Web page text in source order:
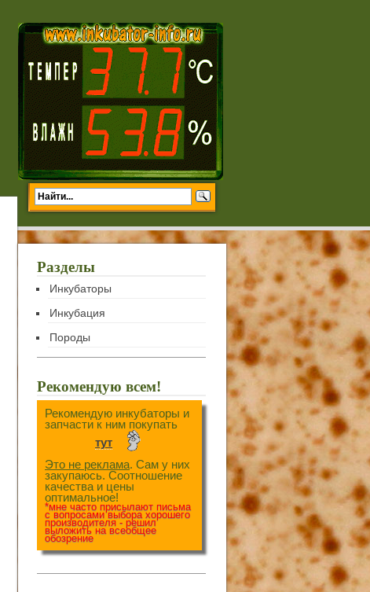
Разделы
Инкубаторы
Инкубация
Породы
Рекомендую всем!
Рекомендую инкубаторы и
запчасти к ним покупать
тут
Это не реклама. Сам у них
закупаюсь. Соотношение
качества и цены
оптимальное!
*мне часто присылают письма
с вопросами выбора хорошего
производителя - решил
выложить на всеобщее
обозрение